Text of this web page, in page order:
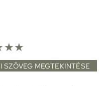
☆☆
SZÖVEG MEGTEKINTÉSE